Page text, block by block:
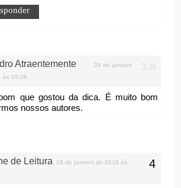
Atraentemente
20 de janeiro
às 15:38
que gostou da dica. É muito bom
nossos autores.
de Leitura
18 de janeiro de 2018 às